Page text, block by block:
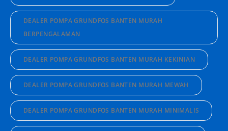
DEALER POMPA GRUNDFOS BANTEN MURAH
BERPENGALAMAN
DEALER POMPA GRUNDFOS BANTEN MURAH KEKINIAN
DEALER POMPA GRUNDFOS BANTEN MURAH MEWAH
DEALER POMPA GRUNDFOS BANTEN MURAH MINIMALIS